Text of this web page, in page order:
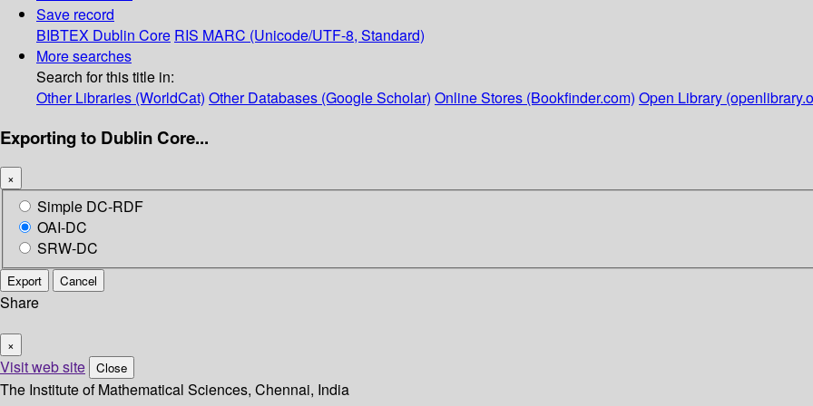
Save record
BIBTEX Dublin Core RIS MARC (Unicode/UTF-8, Standard)
More searches
Search for this title in:
Other Libraries (WorldCat) Other Databases (Google Scholar) Online Stores (Bookfinder.com) Open Library
Exporting to Dublin Core...
×
Simple DC-RDF
OAI-DC
SRW-DC
Export Cancel
Share
×
Visit web site Close
The Institute of Mathematical Sciences, Chennai, India